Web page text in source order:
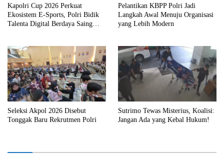
Kapolri Cup 2026 Perkuat
Ekosistem E-Sports, Polri Bidik
Talenta Digital Berdaya Saing
Pelantikan KBPP Polri Jadi
Langkah Awal Menuju Organisasi
yang Lebih Modern
Seleksi Akpol 2026 Disebut
Tonggak Baru Rekrutmen Polri
Sutrimo Tewas Misterius, Koalisi:
Jangan Ada yang Kebal Hukum!